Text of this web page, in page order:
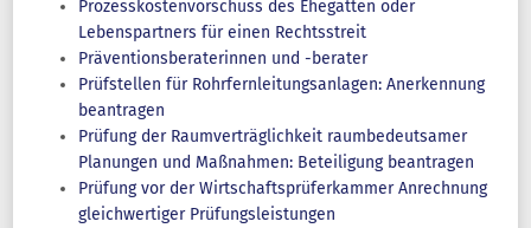
Prozesskostenvorschuss des Ehegatten oder
Lebenspartners für einen Rechtsstreit
Präventionsberaterinnen und -berater
Prüfstellen für Rohrfernleitungsanlagen: Anerkennung
beantragen
Prüfung der Raumverträglichkeit raumbedeutsamer
Planungen und Maßnahmen: Beteiligung beantragen
Prüfung vor der Wirtschaftsprüferkammer Anrechnung
gleichwertiger Prüfungsleistungen